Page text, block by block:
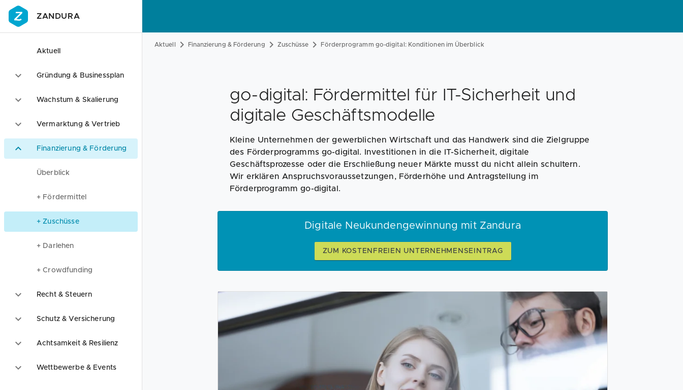
ZANDURA
Aktuell
Gründung & Businessplan
Wachstum & Skalierung
Vermarktung & Vertrieb
Finanzierung & Förderung
Überblick
+ Fördermittel
+ Zuschüsse
+ Darlehen
+ Crowdfunding
Recht & Steuern
Schutz & Versicherung
Achtsamkeit & Resilienz
Wettbewerbe & Events
Aktuell Finanzierung & Förderung Zuschüsse Förderprogramm go-digital: Konditionen im Überblick
go-digital: Fördermittel für IT-Sicherheit und
digitale Geschäftsmodelle
Kleine Unternehmen der gewerblichen Wirtschaft und das Handwerk sind die Zielgruppe
des Förderprogramms go-digital. Investitionen in die IT-Sicherheit, digitale
Geschäftsprozesse oder die Erschließung neuer Märkte musst du nicht allein schultern.
Wir erklären Anspruchsvoraussetzungen, Förderhöhe und Antragstellung im
Förderprogramm go-digital.
Digitale Neukundengewinnung mit Zandura
ZUM KOSTENFREIEN UNTERNEHMENSEINTRAG